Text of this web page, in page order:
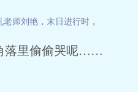
老师刘艳 ， 末日进行时 ，
落里偷偷哭呢……